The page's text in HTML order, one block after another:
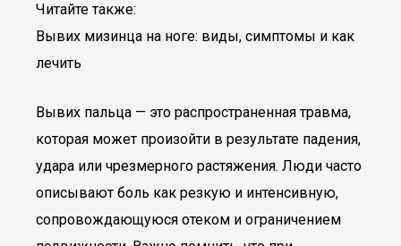
Читайте также:
Вывих мизинца на ноге: виды, симптомы и как
лечить
Вывих пальца — это распространенная травма,
которая может произойти в результате падения,
удара или чрезмерного растяжения. Люди часто
описывают боль как резкую и интенсивную,
сопровождающуюся отеком и ограничением